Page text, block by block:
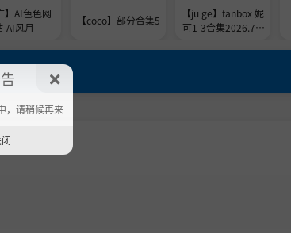
】AI色色网
-AI风月
【coco】部分合集5
【ju ge】fanbox 妮
可1-3合集2026.7.2
，请稍候再来